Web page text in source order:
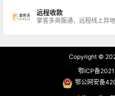
远程收款
掌客多商服通，远程线上异
Copyright ©
鄂ICP备
鄂公网安备